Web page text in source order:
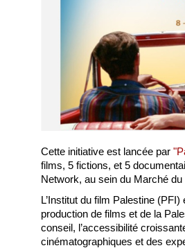
Cette initiative est lancée par
films, 5 fictions, et 5
Network, au sein du Marché du
L’Institut du film Palestine
production de films et de la
conseil, l’accessibilité
cinématographiques et des